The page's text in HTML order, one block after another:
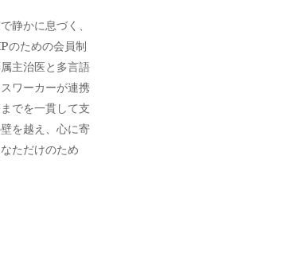
静かに息づく、
のための会員制
主治医と多言語
ワーカーが連携
でを一貫して支
を越え、心に寄
ただけのため